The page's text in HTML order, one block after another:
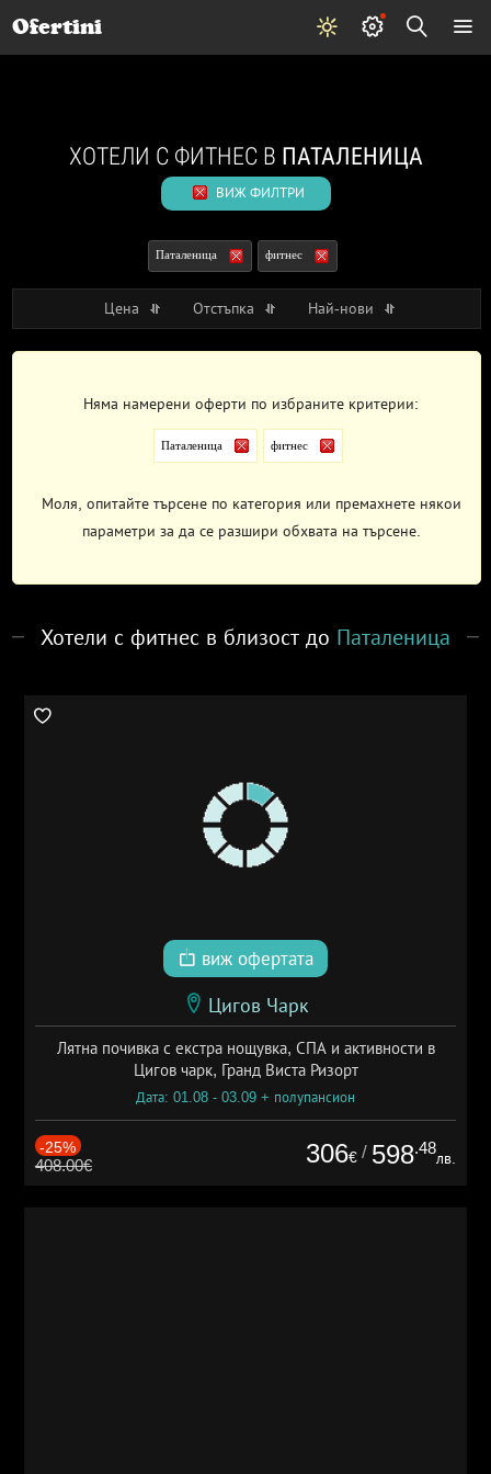
Ofertini
ХОТЕЛИ С ФИТНЕС В ПАТАЛЕНИЦА
ВИЖ ФИЛТРИ
Паталеница фитнес
Цена Отстъпка Най-нови
Няма намерени оферти по избраните критерии:
Паталеница фитнес
Моля, опитайте търсене по категория или премахнете някои
параметри за да се разшири обхвата на търсене.
Хотели с фитнес в близост до Паталеница
виж офертата
Цигов Чарк
Лятна почивка с екстра нощувка, СПА и активности в
Цигов чарк, Гранд Виста Ризорт
Дата: 01.08 - 03.09 + полупансион
-25%
408.00€ 306€ / 598.48
лв.